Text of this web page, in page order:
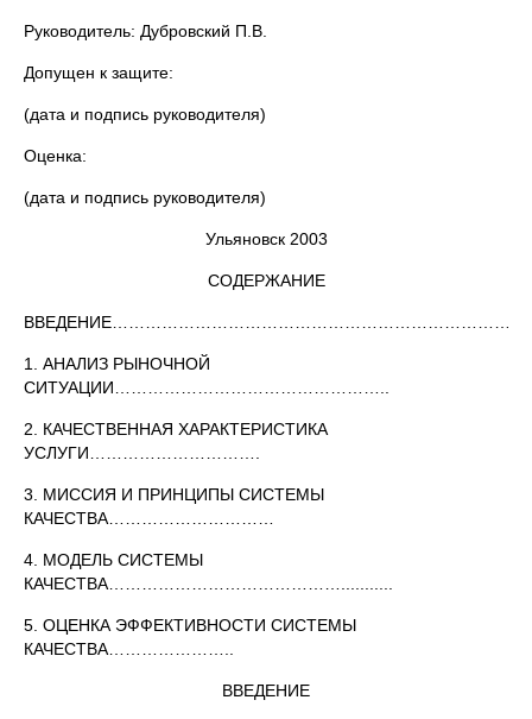
Руководитель: Дубровский П.В.
Допущен к защите:
(дата и подпись руководителя)
Оценка:
(дата и подпись руководителя)
Ульяновск 2003
СОДЕРЖАНИЕ
1. АНАЛИЗ РЫНОЧНОЙ
СИТУАЦИИ…………………………………………..
2. КАЧЕСТВЕННАЯ ХАРАКТЕРИСТИКА
УСЛУГИ………………………….
3. МИССИЯ И ПРИНЦИПЫ СИСТЕМЫ
КАЧЕСТВА…………………………
4. МОДЕЛЬ СИСТЕМЫ
КАЧЕСТВА……………………………………...........
5. ОЦЕНКА ЭФФЕКТИВНОСТИ СИСТЕМЫ
КАЧЕСТВА…………………..
ВВЕДЕНИЕ